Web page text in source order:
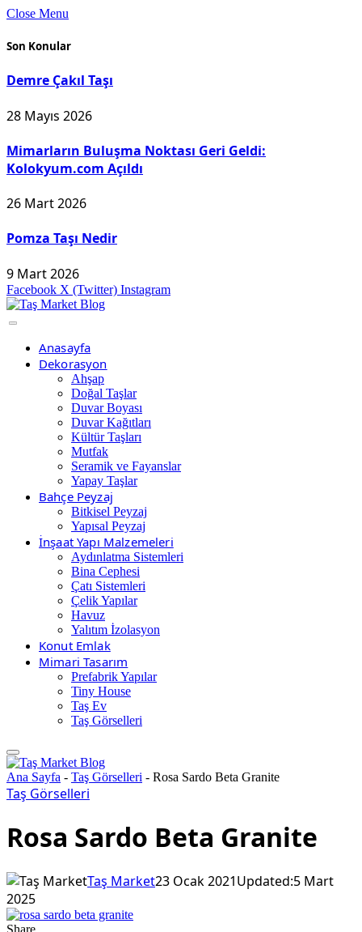
Close Menu
Son Konular
Demre Çakıl Taşı
28 Mayıs 2026
Mimarların Buluşma Noktası Geri Geldi:
Kolokyum.com Açıldı
26 Mart 2026
Pomza Taşı Nedir
9 Mart 2026
Facebook X (Twitter) Instagram
Anasayfa
Dekorasyon
Ahşap
Doğal Taşlar
Duvar Boyası
Duvar Kağıtları
Kültür Taşları
Mutfak
Seramik ve Fayanslar
Yapay Taşlar
Bahçe Peyzaj
Bitkisel Peyzaj
Yapısal Peyzaj
İnşaat Yapı Malzemeleri
Aydınlatma Sistemleri
Bina Cephesi
Çatı Sistemleri
Çelik Yapılar
Havuz
Yalıtım İzolasyon
Konut Emlak
Mimari Tasarım
Prefabrik Yapılar
Tiny House
Taş Ev
Taş Görselleri
Ana Sayfa - Taş Görselleri - Rosa Sardo Beta Granite
Taş Görselleri
Rosa Sardo Beta Granite
Taş Market23 Ocak 2021Updated:5 Mart
2025
Share